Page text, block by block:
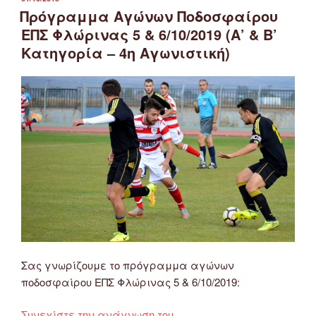
ΣΤΙΣ
Πρόγραμμα Αγώνων Ποδοσφαίρου
ΕΠΣ Φλώρινας 5 & 6/10/2019 (Α’ & Β’
Κατηγορία – 4η Αγωνιστική)
Σας γνωρίζουμε το πρόγραμμα αγώνων
ποδοσφαίρου ΕΠΣ Φλώρινας 5 & 6/10/2019: